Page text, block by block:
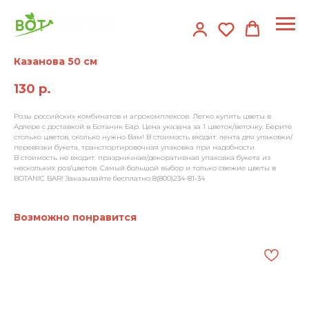
Казанова 50 см
130 р.
Розы российских комбинатов и агрокомплексов. Легко купить цветы в
Адлере с доставкой в Ботаник Бар. Цена указана за 1 цветок/веточку. Берите
столько цветов, сколько нужно Вам! В стоимость входит: лента для упаковки/
перевязки букета, транспортировочная упаковка при надобности.
В стоимость не входит: праздничная/декоративная упаковка букета из
нескольких роз/цветов. Самый большой выбор и только свежие цветы в
BOTANIC BAR! Заказывайте бесплатно 8(800)234-81-34
Возможно понравится